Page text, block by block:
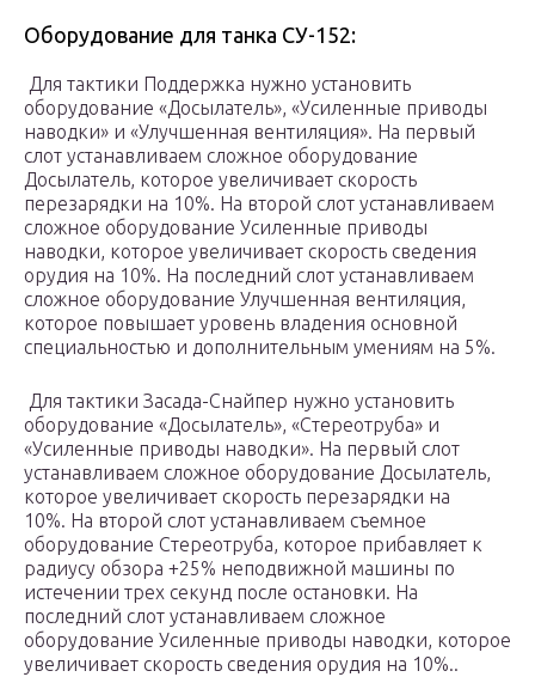
Оборудование для танка СУ-152:
Для тактики Поддержка нужно установить
оборудование «Досылатель», «Усиленные приводы
наводки» и «Улучшенная вентиляция». На первый
слот устанавливаем сложное оборудование
Досылатель, которое увеличивает скорость
перезарядки на 10%. На второй слот устанавливаем
сложное оборудование Усиленные приводы
наводки, которое увеличивает скорость сведения
орудия на 10%. На последний слот устанавливаем
сложное оборудование Улучшенная вентиляция,
которое повышает уровень владения основной
специальностью и дополнительным умениям на 5%.
Для тактики Засада-Снайпер нужно установить
оборудование «Досылатель», «Стереотруба» и
«Усиленные приводы наводки». На первый слот
устанавливаем сложное оборудование Досылатель,
которое увеличивает скорость перезарядки на
10%. На второй слот устанавливаем съемное
оборудование Стереотруба, которое прибавляет к
радиусу обзора +25% неподвижной машины по
истечении трех секунд после остановки. На
последний слот устанавливаем сложное
оборудование Усиленные приводы наводки, которое
увеличивает скорость сведения орудия на 10%..